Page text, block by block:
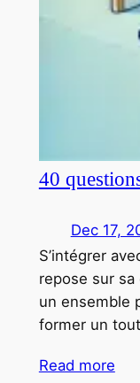
40
Dec 17,
S’intégrer
repose sur sa
un ensemble
former un
Read more